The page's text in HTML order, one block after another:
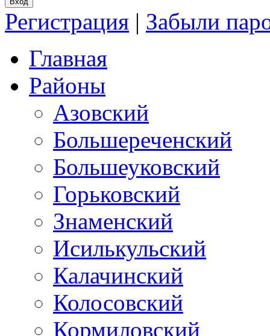
Регистрация | Забыли
Главная
Районы
Азовский
Большереченский
Большеуковский
Горьковский
Знаменский
Исилькульский
Калачинский
Колосовский
Кормиловский